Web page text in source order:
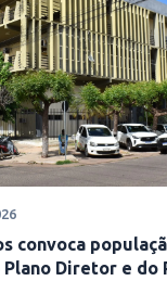
convoca
Diretor e do